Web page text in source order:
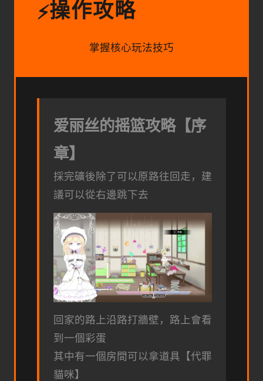
⚡操作攻略
掌握核心玩法技巧
爱丽丝的摇篮攻略【序
章】
採完礦後除了可以原路往回走，建
議可以從右邊跳下去
回家的路上沿路打牆壁，路上會看
到一個彩蛋
其中有一個房間可以拿道具【代罪
貓咪】